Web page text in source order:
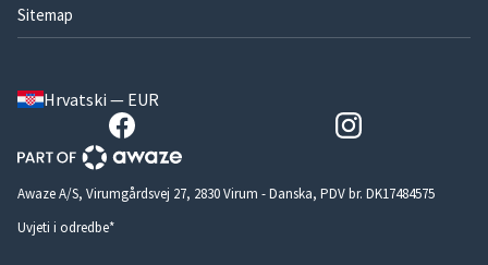
Sitemap
Hrvatski — EUR
Awaze A/S, Virumgårdsvej 27, 2830 Virum - Danska, PDV br. DK17484575
Uvjeti i odredbe*